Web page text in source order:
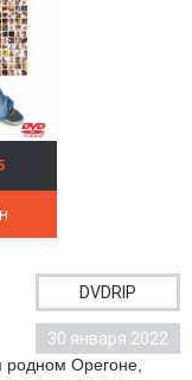
DVDRIP
30 января 2022
родном Орегоне,